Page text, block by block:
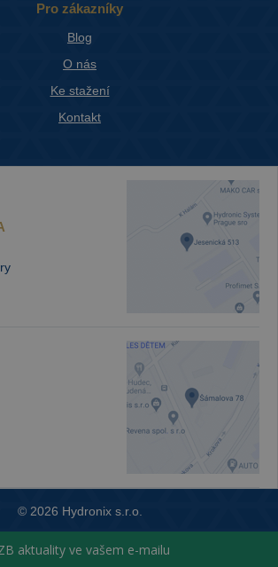
Pro zákazníky
Blog
O nás
Ke stažení
Kontakt
© 2026 Hydronix s.r.o.
aktuality ve vašem e-mailu